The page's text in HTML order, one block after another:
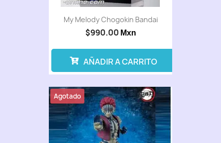
My Melody Chogokin Bandai
$990.00 Mxn
AÑADIR A CARRITO
Agotado